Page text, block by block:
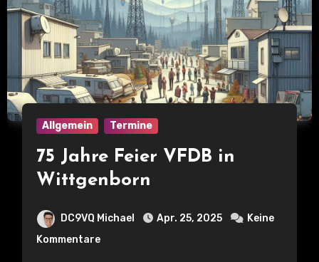
Allgemein Termine
75 Jahre Feier VFDB in
Wittgenborn
DC9VQ Michael Apr. 25, 2025
Keine
Kommentare